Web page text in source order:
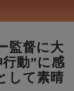
監督に大
動”に感
して素晴